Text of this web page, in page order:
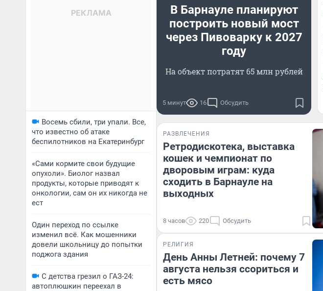
Восемь сбили, три упали. Все,
что известно об атаке
беспилотников на Екатеринбург
«Сами кормите свои будущие
опухоли». Биолог назвал
продукты, которые приводят к
онкологии, сам он их никогда не
ест
Один переход по ссылке
изменил всё. Как мошенники
довели школьницу до попытки
поджога здания
С детства грезил о ГАЗ-24:
автоплюшкин переехал в
В Барнауле планируют
построить новый мост
через Пивоварку к 2027
году
На объект потратят 65 млн рублей
5 минут 16 Обсудить
РАЗВЛЕЧЕНИЯ
Ретродискотека, выставка
кошек и чемпионат по
дворовым играм: куда
сходить в Барнауле на
выходных
8 часов 220 Обсудить
РЕЛИГИЯ
День Анны Летней: почему 7
августа нельзя ссориться и
есть мясо